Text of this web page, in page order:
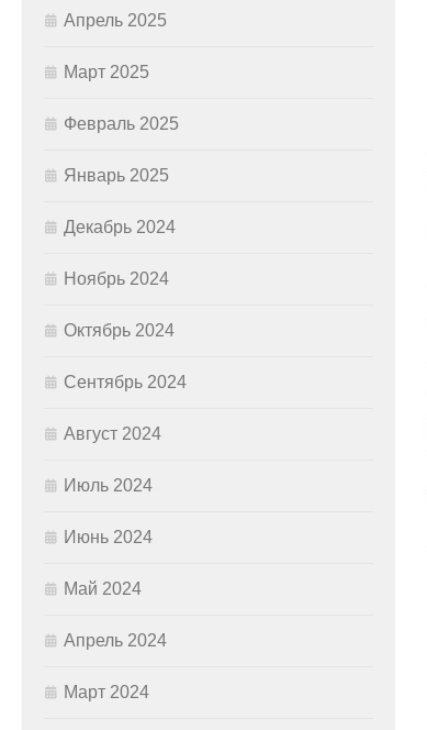
Апрель 2025
Март 2025
Февраль 2025
Январь 2025
Декабрь 2024
Ноябрь 2024
Октябрь 2024
Сентябрь 2024
Август 2024
Июль 2024
Июнь 2024
Май 2024
Апрель 2024
Март 2024